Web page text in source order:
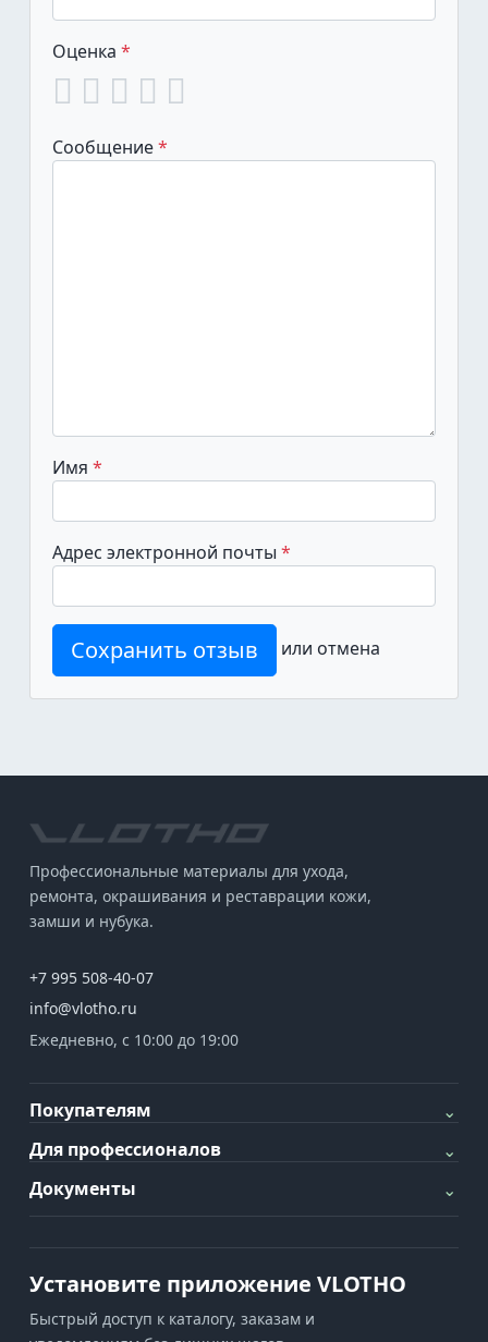
Оценка
Сообщение
Имя
Адрес электронной почты
Сохранить отзыв или отмена
Профессиональные материалы для ухода,
ремонта, окрашивания и реставрации кожи,
замши и нубука.
+7 995 508-40-07
info@vlotho.ru
Ежедневно, с 10:00 до 19:00
Покупателям
⌄
Для профессионалов
⌄
Документы
⌄
Установите приложение VLOTHO
Быстрый доступ к каталогу, заказам и